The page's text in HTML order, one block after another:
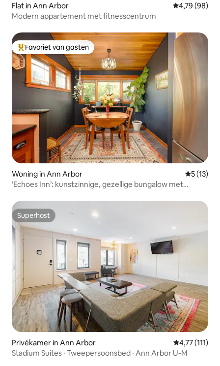
Flat in Ann Arbor Gemiddelde
4,79 (98)
Modern appartement met fitnesscentrum
Topfavoriet van gasten
Favoriet van gasten
Woning in Ann Arbor
5 (13)
‘Echoes Inn’: kunstzinnige, gezellige bungalow met
Superhost
Superhost
Privékamer in Ann Arbor Gemiddelde
4,77 (111)
Stadium Suites · Tweepersoonsbed · Ann Arbor U-M